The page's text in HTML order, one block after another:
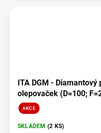
ITA DGM -
olepovaček (D=100;
AKCE
SKLADEM (2 KS)